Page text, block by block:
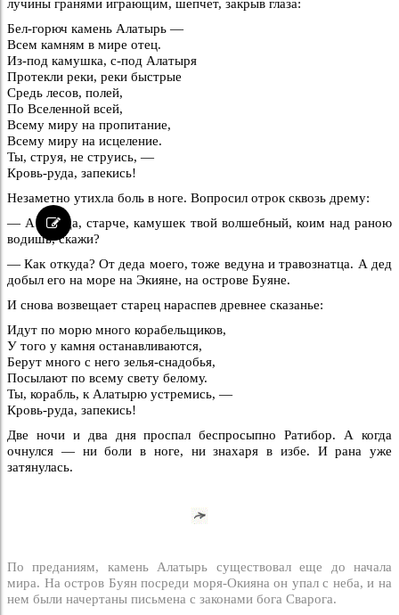
лучины гранями играющим, шепчет, закрыв глаза:
Бел-горюч камень Алатырь —
Всем камням в мире отец.
Из-под камушка, с-под Алатыря
Протекли реки, реки быстрые
Средь лесов, полей,
По Вселенной всей,
Всему миру на пропитание,
Всему миру на исцеление.
Ты, струя, не струись, —
Кровь-руда, запекись!
Незаметно утихла боль в ноге. Вопросил отрок сквозь дрему:
— А откуда, старче, камушек твой волшебный, коим над раною
водишь, скажи?
— Как откуда? От деда моего, тоже ведуна и травознатца. А дед
добыл его на море на Экияне, на острове Буяне.
И снова возвещает старец нараспев древнее сказанье:
Идут по морю много корабельщиков,
У того у камня останавливаются,
Берут много с него зелья-снадобья,
Посылают по всему свету белому.
Ты, корабль, к Алатырю устремись, —
Кровь-руда, запекись!
Две ночи и два дня проспал беспросыпно Ратибор. А когда
очнулся — ни боли в ноге, ни знахаря в избе. И рана уже
затянулась.
По преданиям, камень Алатырь существовал еще до начала
мира. На остров Буян посреди моря-Окияна он упал с неба, и на
нем были начертаны письмена с законами бога Сварога.